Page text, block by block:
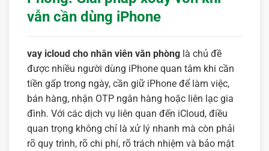
vẫn cần dùng iPhone
vay icloud cho nhân viên văn phòng là chủ đề
được nhiều người dùng iPhone quan tâm khi cần
tiền gấp trong ngày, cần giữ iPhone để làm việc,
bán hàng, nhận OTP ngân hàng hoặc liên lạc gia
đình. Với các dịch vụ liên quan đến iCloud, điều
quan trọng không chỉ là xử lý nhanh mà còn phải
rõ quy trình, rõ chi phí, rõ trách nhiệm và bảo mật